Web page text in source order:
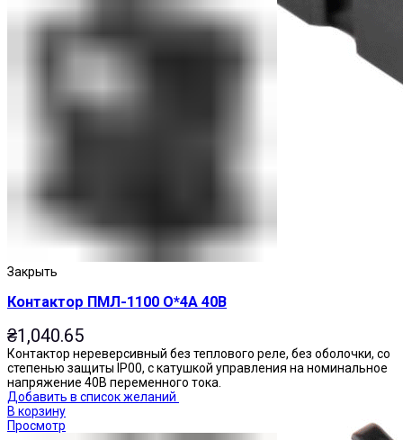
Закрыть
Контактор ПМЛ-1100 О*4А 40В
₴1,040.65
Контактор нереверсивный без теплового реле, без оболочки, со
степенью защиты IP00, с катушкой управления на номинальное
напряжение 40В переменного тока.
Добавить в список желаний
В корзину
Просмотр